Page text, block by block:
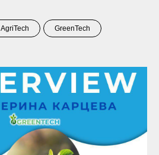
AgriTech GreenTech